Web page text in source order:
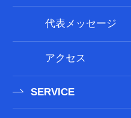
代表メッセージ
アクセス
SERVICE